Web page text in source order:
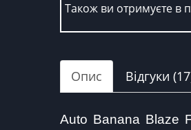
Також ви отримуєте в
Опис Відгуки
Auto Banana Blaze